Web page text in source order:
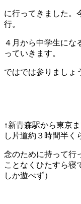
に行ってきました。
行。
４月から中学生にな
っていきます。
ではでは参りましょ
↑新青森駅から東京
し片道約３時間半く
念のために持って行
ことなくひたすら寝
しか遊べず）